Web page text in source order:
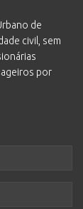
de
civil, sem
por